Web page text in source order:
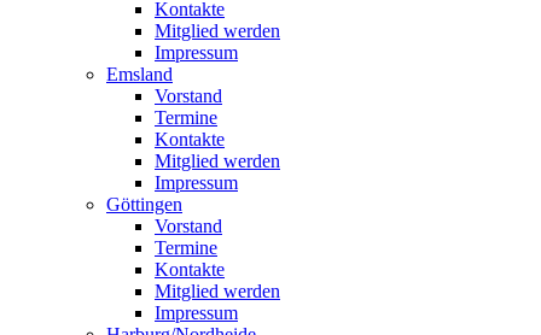
Kontakte
Mitglied werden
Impressum
Emsland
Vorstand
Termine
Kontakte
Mitglied werden
Impressum
Göttingen
Vorstand
Termine
Kontakte
Mitglied werden
Impressum